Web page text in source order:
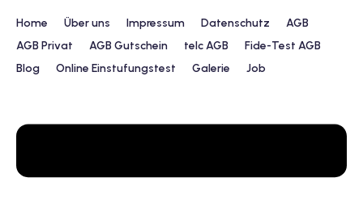
Home Über uns Impressum Datenschutz
AGB
AGB Privat
AGB Gutschein telc AGB
Fide-Test AGB
Blog
Online Einstufungstest Galerie Job